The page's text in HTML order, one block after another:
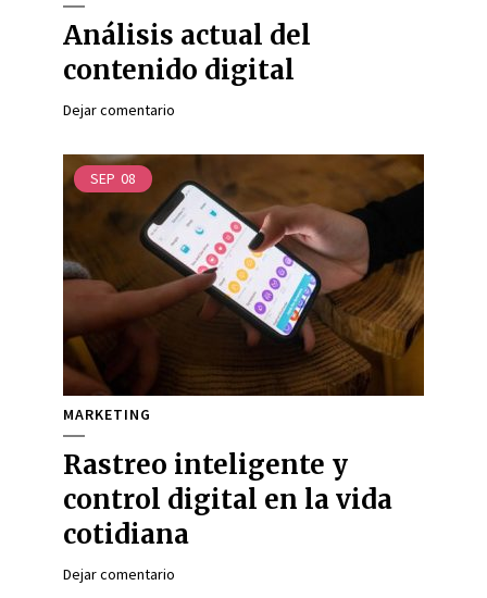
Análisis actual del
contenido digital
Dejar comentario
SEP 08
MARKETING
Rastreo inteligente y
control digital en la vida
cotidiana
Dejar comentario